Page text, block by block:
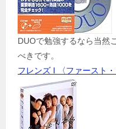
DUOで勉強するなら当然
べきです。
フレンズ I 〈ファースト